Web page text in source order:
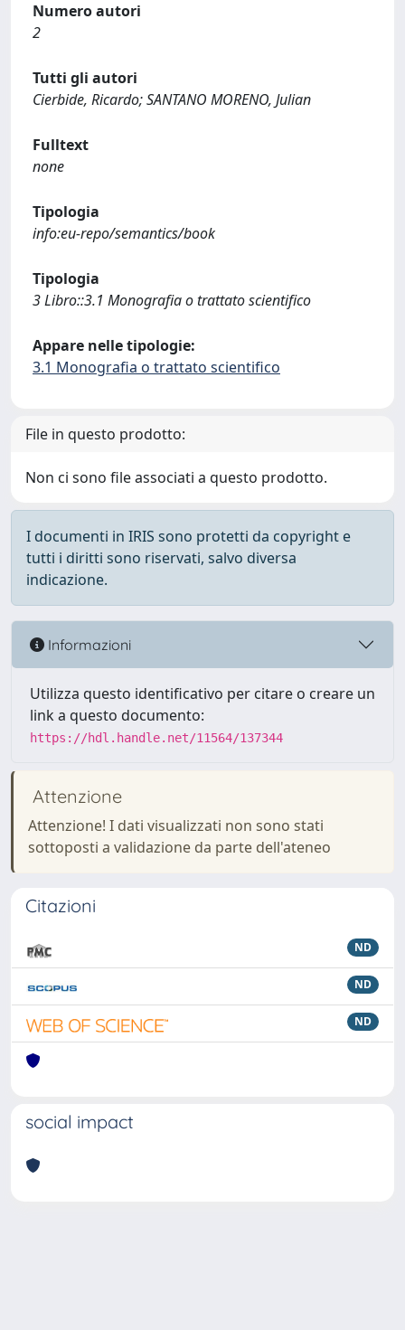
Numero autori
2
Tutti gli autori
Cierbide, Ricardo; SANTANO MORENO, Julian
Fulltext
none
Tipologia
info:eu-repo/semantics/book
Tipologia
3 Libro::3.1 Monografia o trattato scientifico
Appare nelle tipologie:
3.1 Monografia o trattato scientifico
File in questo prodotto:
Non ci sono file associati a questo prodotto.
I documenti in IRIS sono protetti da copyright e
tutti i diritti sono riservati, salvo diversa
indicazione.
Informazioni
Utilizza questo identificativo per citare o creare un
link a questo documento:
https://hdl.handle.net/11564/137344
Attenzione
Attenzione! I dati visualizzati non sono stati
sottoposti a validazione da parte dell'ateneo
Citazioni
ND
ND
ND
social impact